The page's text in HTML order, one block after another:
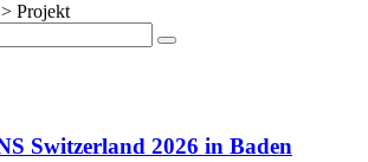
> Projekt
Switzerland 2026 in Baden